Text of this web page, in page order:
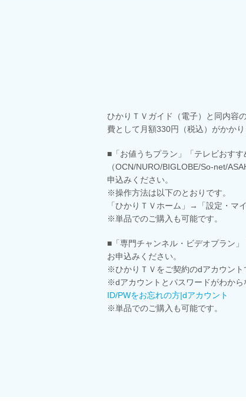
ひかりＴＶガイド（電子）と同内容
費として月額330円（税込）がかかり
■「お値うちプラン」「テレビおす
（OCN/NURO/BIGLOBE/So-net/
申込みください。
※操作方法は以下のとおりです。
「ひかりＴＶホーム」→「設定・マ
※単品でのご購入も可能です。
■「専門チャンネル・ビデオプラン
お申込みください。
※ひかりＴＶをご契約のdアカウント
※dアカウントとパスワードがわから
ID/PWをお忘れの方|dアカウント
※単品でのご購入も可能です。